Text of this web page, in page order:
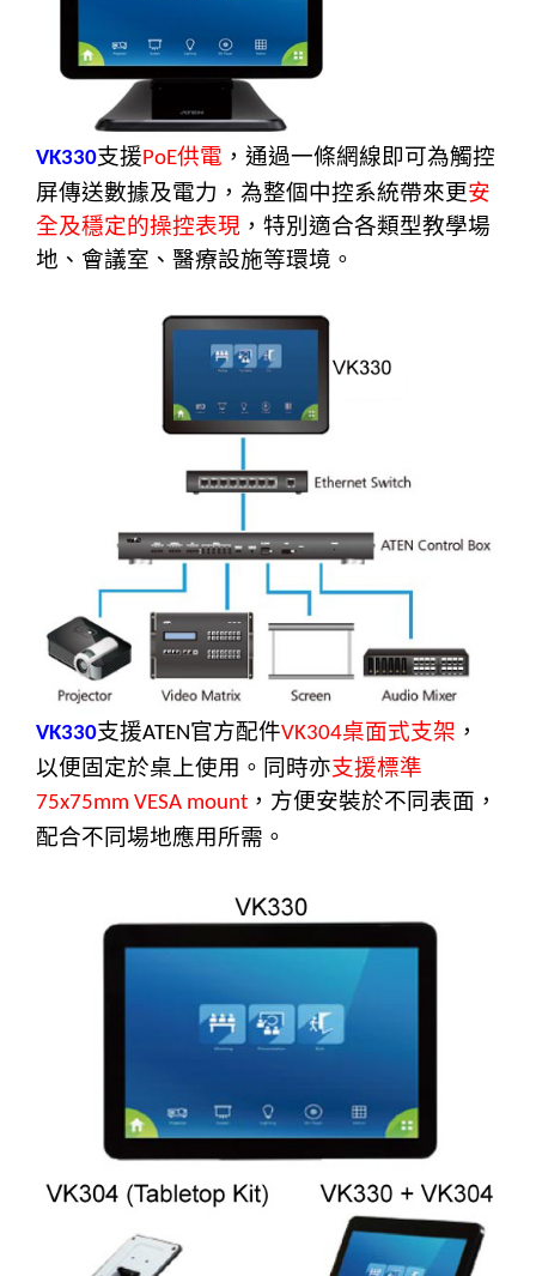
VK330支援PoE供電 ，通過一條網線即可為觸控
屏傳送數據及電力，為整個中控系統帶來更安
全及穩定的操控表現 ，特別適合各類型教學場
地、會議室、醫療設施等環境。
VK330支援ATEN官方配件VK304桌面式支架 ，
以便固定於桌上使用。同時亦支援標準
75x75mm VESA mount ，方便安裝於不同表面，
配合不同場地應用所需。